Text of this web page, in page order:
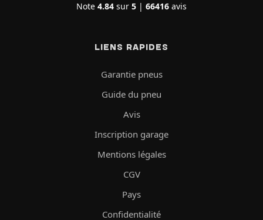
Note 4.84 sur 5 | 66416 avis
LIENS RAPIDES
Garantie pneus
Guide du pneu
Avis
Inscription garage
Mentions légales
CGV
Pays
Confidentialité